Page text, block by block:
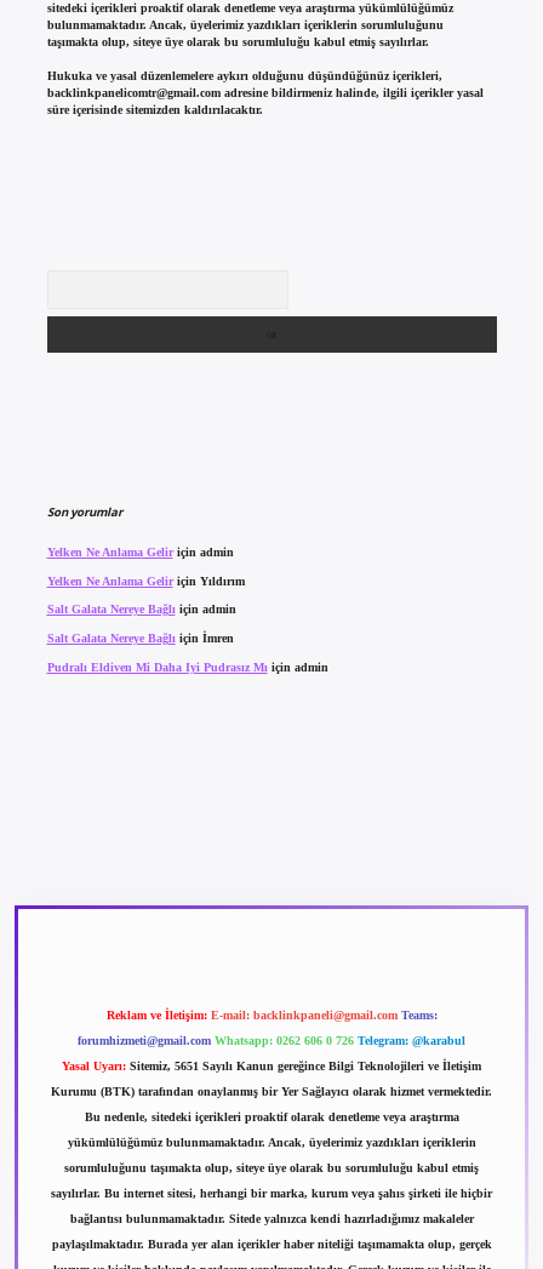
sitedeki içerikleri proaktif olarak denetleme veya araştırma yükümlülüğümüz
bulunmamaktadır. Ancak, üyelerimiz yazdıkları içeriklerin sorumluluğunu
taşımakta olup, siteye üye olarak bu sorumluluğu kabul etmiş sayılırlar.
Hukuka ve yasal düzenlemelere aykırı olduğunu düşündüğünüz içerikleri,
backlinkpanelicomtr@gmail.comadresine bildirmeniz halinde, ilgili içerikler yasal
süre içerisinde sitemizden kaldırılacaktır.
Son yorumlar
Yelken Ne Anlama Geliriçin admin
Yelken Ne Anlama Geliriçin Yıldırım
Salt Galata Nereye Bağlıiçin admin
Salt Galata Nereye Bağlı için İmren
Pudralı Eldiven Mi Daha Iyi Pudrasız Mı için admin
Reklam ve İletişim: E-mail: backlinkpaneli@gmail.com Teams:
forumhizmeti@gmail.com Whatsapp: 0262 606 0 726 Telegram: @karabul
Yasal Uyarı: Sitemiz, 5651 Sayılı Kanun gereğince Bilgi Teknolojileri ve İletişim
Kurumu (BTK) tarafından onaylanmış bir Yer Sağlayıcı olarak hizmet vermektedir.
Bu nedenle, sitedeki içerikleri proaktif olarak denetleme veya araştırma
yükümlülüğümüz bulunmamaktadır. Ancak, üyelerimiz yazdıkları içeriklerin
sorumluluğunu taşımakta olup, siteye üye olarak bu sorumluluğu kabul etmiş
sayılırlar. Bu internet sitesi, herhangi bir marka, kurum veya şahıs şirketi ile hiçbir
bağlantısı bulunmamaktadır. Sitede yalnızca kendi hazırladığımız makaleler
paylaşılmaktadır. Burada yer alan içerikler haber niteliği taşımamakta olup, gerçek